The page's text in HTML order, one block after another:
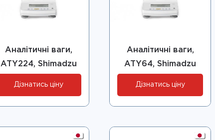
Аналітичні ваги,
ATY224, Shimadzu
Дізнатись ціну
Аналітичні ваги,
ATY64, Shimadzu
Дізнатись ціну